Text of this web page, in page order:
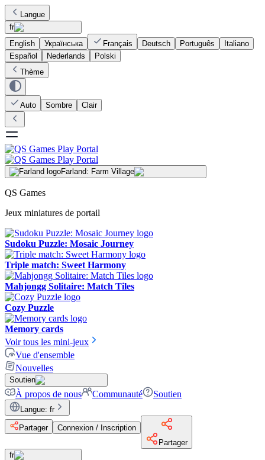
Langue
fr
English
Українська Français Deutsch Português
Italiano
Español
Nederlands
Polski
Thème
Auto Sombre Clair
Farland: Farm Village
QS Games
Jeux miniatures de portail
Sudoku Puzzle: Mosaic Journey
Triple match: Sweet Harmony
Mahjongg Solitaire: Match Tiles
Cozy Puzzle
Memory cards
Voir tous les mini-jeux
Vue d'ensemble
Nouvelles
Soutien
À propos de nous Communauté Soutien
Langue: fr
Partager
Connexion / Inscription
Partager
fr